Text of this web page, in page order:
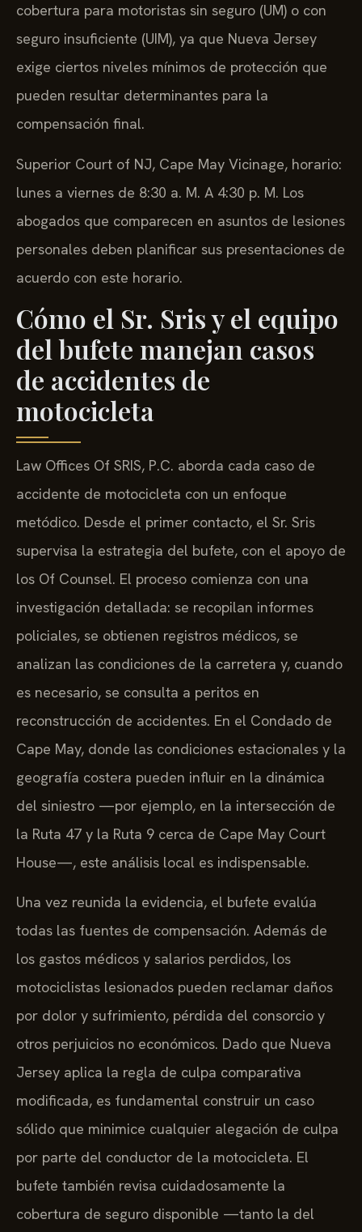
cobertura para motoristas sin seguro (UM) o con
seguro insuficiente (UIM), ya que Nueva Jersey
exige ciertos niveles mínimos de protección que
pueden resultar determinantes para la
compensación final.
Superior Court of NJ, Cape May Vicinage, horario:
lunes a viernes de 8:30 a. M. A 4:30 p. M. Los
abogados que comparecen en asuntos de lesiones
personales deben planificar sus presentaciones de
acuerdo con este horario.
Cómo el Sr. Sris y el equipo
del bufete manejan casos
de accidentes de
motocicleta
Law Offices Of SRIS, P.C. aborda cada caso de
accidente de motocicleta con un enfoque
metódico. Desde el primer contacto, el Sr. Sris
supervisa la estrategia del bufete, con el apoyo de
los Of Counsel. El proceso comienza con una
investigación detallada: se recopilan informes
policiales, se obtienen registros médicos, se
analizan las condiciones de la carretera y, cuando
es necesario, se consulta a peritos en
reconstrucción de accidentes. En el Condado de
Cape May, donde las condiciones estacionales y la
geografía costera pueden influir en la dinámica
del siniestro —por ejemplo, en la intersección de
la Ruta 47 y la Ruta 9 cerca de Cape May Court
House—, este análisis local es indispensable.
Una vez reunida la evidencia, el bufete evalúa
todas las fuentes de compensación. Además de
los gastos médicos y salarios perdidos, los
motociclistas lesionados pueden reclamar daños
por dolor y sufrimiento, pérdida del consorcio y
otros perjuicios no económicos. Dado que Nueva
Jersey aplica la regla de culpa comparativa
modificada, es fundamental construir un caso
sólido que minimice cualquier alegación de culpa
por parte del conductor de la motocicleta. El
bufete también revisa cuidadosamente la
cobertura de seguro disponible —tanto la del